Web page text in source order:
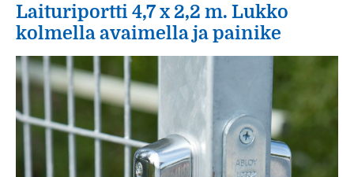
Laituriportti 4,7 x 2,2 m. Lukko
kolmella avaimella ja painike